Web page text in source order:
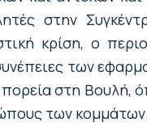
στην
κρίση, ο
των
στη Βουλή,
των